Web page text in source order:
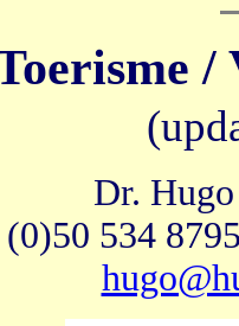
/
Dr.
534